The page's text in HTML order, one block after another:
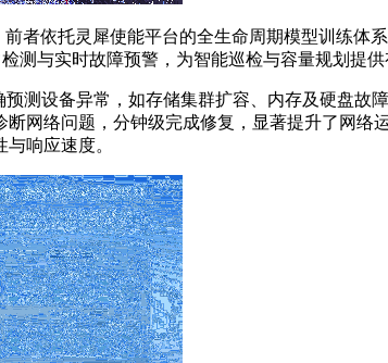
者依托灵犀使能平台的全生命周期模型训练体
与实时故障预警，为智能巡检与容量规划提供
测设备异常，如存储集群扩容、内存及硬盘故
网络问题，分钟级完成修复，显著提升了网络
响应速度。